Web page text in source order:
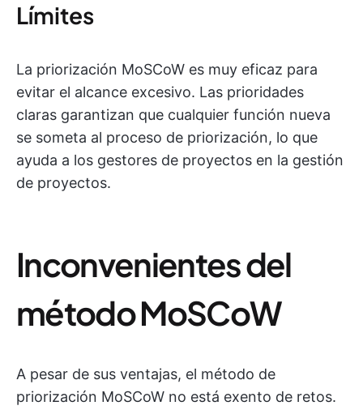
Límites
La priorización MoSCoW es muy eficaz para
evitar el alcance excesivo. Las prioridades
claras garantizan que cualquier función nueva
se someta al proceso de priorización, lo que
ayuda a los gestores de proyectos en la gestión
de proyectos.
Inconvenientes del
método MoSCoW
A pesar de sus ventajas, el método de
priorización MoSCoW no está exento de retos.